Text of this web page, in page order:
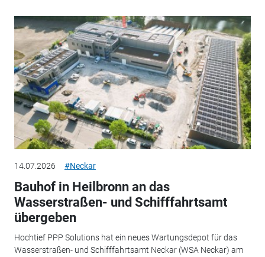
14.07.2026 #Neckar
Bauhof in Heilbronn an das
Wasserstraßen- und Schifffahrtsamt
übergeben
Hochtief PPP Solutions hat ein neues Wartungsdepot für das
Wasserstraßen- und Schifffahrtsamt Neckar (WSA Neckar) am